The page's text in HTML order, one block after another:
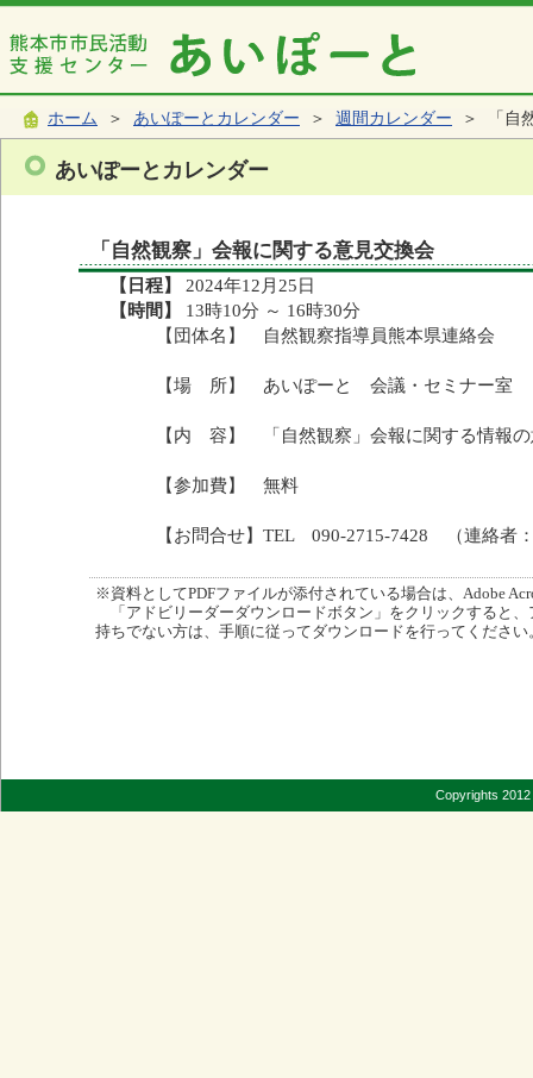
ホーム ＞ あいぽーとカレンダー ＞ 週間カレンダー ＞ 「自
あいぽーとカレンダー
「自然観察」会報に関する意見交換会
【日程】
2024年12月25日
【時間】
13時10分 ～ 16時30分
【団体名】 自然観察指導員熊本県連絡会
【場 所】 あいぽーと 会議・セミナー室
【内 容】 「自然観察」会報に関する情報の
【参加費】 無料
【お問合せ】TEL 090-2715-7428 （連絡者
※資料としてPDFファイルが添付されている場合は、Adobe
「アドビリーダーダウンロードボタン」をクリックすると
持ちでない方は、手順に従ってダウンロードを行ってください
Copyrights